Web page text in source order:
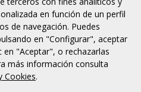
en función de un perfil
de navegación. Puedes
en "Configurar", aceptar
"Aceptar", o rechazarlas
más información consulta
Cookies.